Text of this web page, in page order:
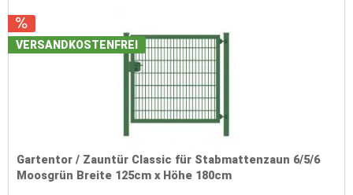
VERSANDKOSTENFREI
Gartentor / Zauntür Classic für Stabmattenzaun 6/5/6
Moosgrün Breite 125cm x Höhe 180cm